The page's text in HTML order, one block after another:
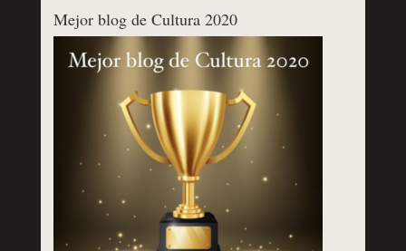
Mejor blog de Cultura 2020